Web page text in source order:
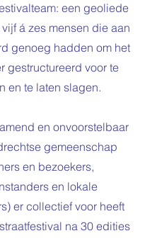
een geoliede
á zes mensen die aan
genoeg hadden om het
gestructureerd voor te
en te laten slagen.
en onvoorstelbaar
gemeenschap
en bezoekers,
en lokale
er collectief voor heeft
na 30 edities